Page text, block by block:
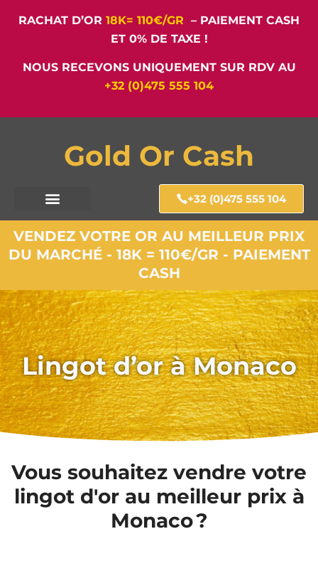
RACHAT D’OR 18K= 110€/GR – PAIEMENT CASH
ET 0% DE TAXE !
NOUS RECEVONS UNIQUEMENT SUR RDV AU
+32 (0)475 555 104
Gold Or Cash
+32 (0)475 555 104
VENDEZ VOTRE OR AU MEILLEUR PRIX
DU MARCHÉ - 18K = 110€/GR - PAIEMENT
CASH
Lingot d’or à Monaco
Vous souhaitez vendre votre
lingot d'or au meilleur prix à
Monaco ?